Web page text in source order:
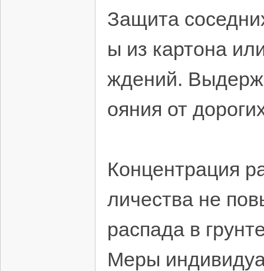
Защита
ы из картона
ждений.
ояния от
Концентрация
личества не
распада в
Меры